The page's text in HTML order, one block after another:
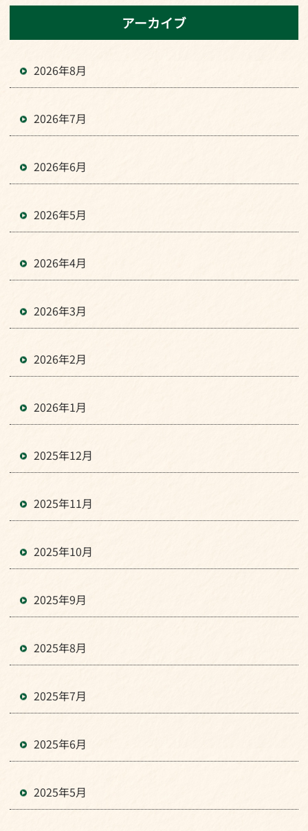
アーカイブ
2026年8月
2026年7月
2026年6月
2026年5月
2026年4月
2026年3月
2026年2月
2026年1月
2025年12月
2025年11月
2025年10月
2025年9月
2025年8月
2025年7月
2025年6月
2025年5月